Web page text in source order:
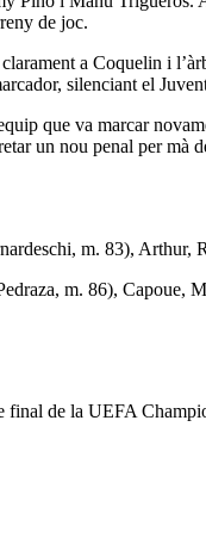
de joc.
a Coquelin i
silenciant el
que va marcar
un nou penal per
m. 83), Arthur,
m. 86), Capoue,
de la UEFA